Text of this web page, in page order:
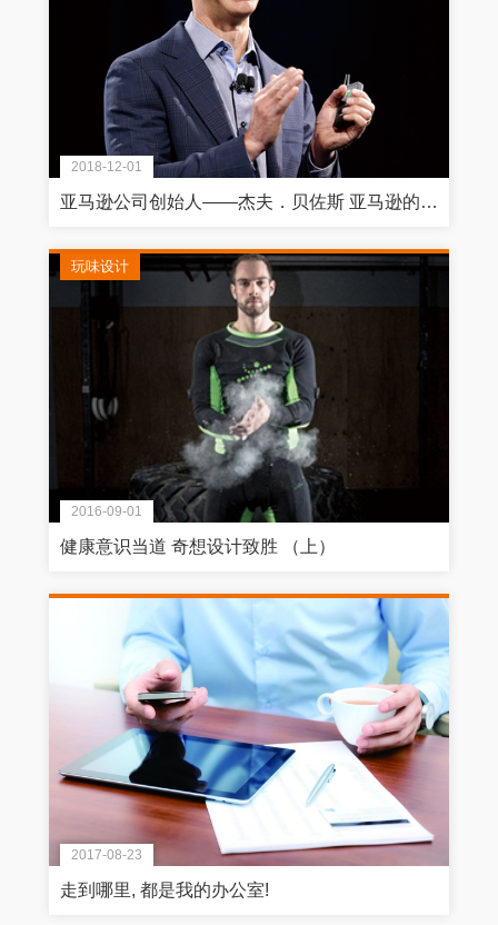
2018-12-01
亚马逊公司创始人——杰夫．贝佐斯 亚马逊的下一步：征服全球的策略蓝图
2016-09-01
玩味设计
健康意识当道 奇想设计致胜 （上）
2017-08-23
走到哪里, 都是我的办公室!